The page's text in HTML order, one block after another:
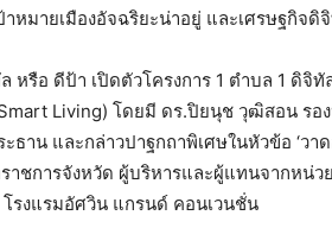
าหมายเมืองอัจฉริยะน่าอยู่ และเศรษฐกิจ
หรือ ดีป้า เปิดตัวโครงการ 1 ตำบล 1 ดิจิ
Living) โดยมี ดร.ปิยนุช วุฒิสอน รอ
ธาน และกล่าวปาฐกถาพิเศษในหัวข้อ ‘ว
าชการจังหวัด ผู้บริหารและผู้แทนจากหน่
รงแรมอัศวิน แกรนด์ คอนเวนชั่น